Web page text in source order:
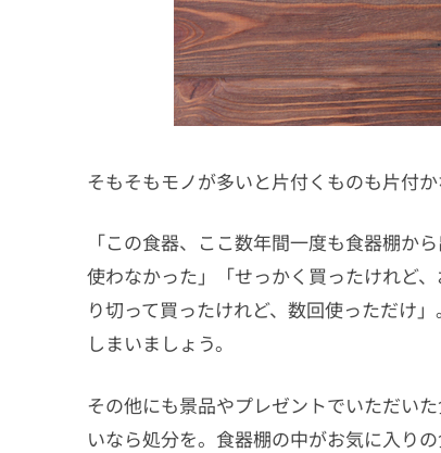
そもそもモノが多いと片付くものも片付か
「この食器、ここ数年間一度も食器棚か
使わなかった」「せっかく買ったけれど
り切って買ったけれど、数回使っただけ
しまいましょう。
その他にも景品やプレゼントでいただい
いなら処分を。食器棚の中がお気に入り